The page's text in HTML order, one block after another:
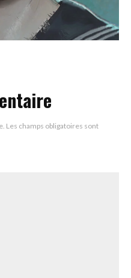
Les champs obligatoires sont